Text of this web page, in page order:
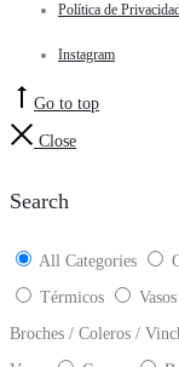
Política de
Instagram
Go to top
Close
Search
All Categories
Térmicos
Broches / Coleros /